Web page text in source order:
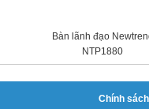
Bàn lãnh đạo
NTP1880
Chính sách